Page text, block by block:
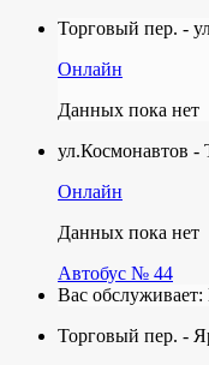
Торговый пер. -
Онлайн
Данных пока нет
ул.Космонавтов -
Онлайн
Данных пока нет
Автобус № 44
Вас обслуживает:
Торговый пер. -